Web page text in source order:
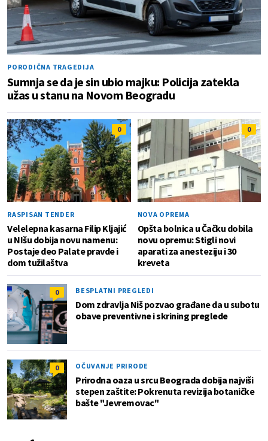
PORODIČNA TRAGEDIJA
Sumnja se da je sin ubio majku: Policija zatekla
užas u stanu na Novom Beogradu
0
RASPISAN TENDER
Velelepna kasarna Filip Kljajić
u NIšu dobija novu namenu:
Postaje deo Palate pravde i
dom tužilaštva
0
NOVA OPREMA
Opšta bolnica u Čačku dobila
novu opremu: Stigli novi
aparati za anesteziju i 30
kreveta
0 BESPLATNI PREGLEDI
Dom zdravlja Niš pozvao građane da u subotu
obave preventivne i skrining preglede
0 OČUVANJE PRIRODE
Prirodna oaza u srcu Beograda dobija najviši
stepen zaštite: Pokrenuta revizija botaničke
bašte "Jevremovac"